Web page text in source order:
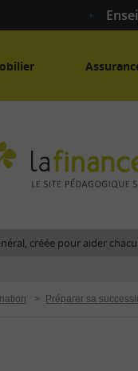
créée pour aider
> Préparer sa